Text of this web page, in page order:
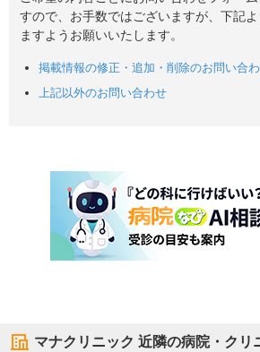
すので、お手数ではございますが、下記
ますようお願いいたします。
掲載情報の修正・追加・削除のお問い合
上記以外のお問い合わせ
マナクリニック 近隣の病院・クリ